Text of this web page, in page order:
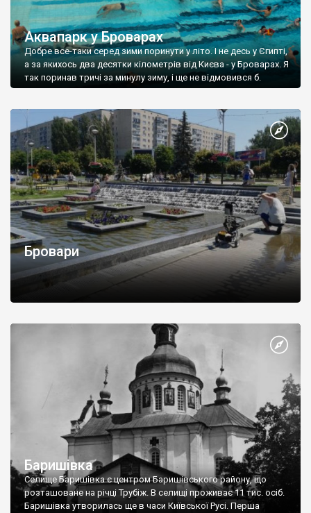
Аквапарк у Броварах
Добре все-таки серед зими поринути у літо. І не десь у Єгипті,
а за якихось два десятки кілометрів від Києва - у Броварах. Я
так поринав тричі за минулу зиму, і ще не відмовився б.
Бровари
Баришівка
Селище Баришівка є центром Баришівського району, що
розташоване на річці Трубіж. В селищі проживає 11 тис. осіб.
Баришівка утворилась ще в часи Київської Русі. Перша